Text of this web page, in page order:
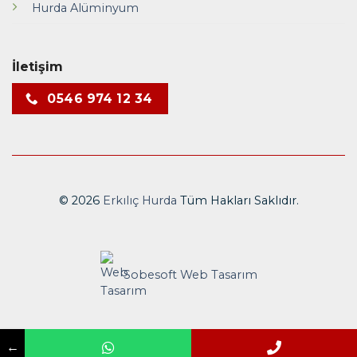
Hurda Alüminyum
İletişim
0546 974 12 34
© 2026 Erkılıç Hurda Tüm Hakları Saklıdır.
Sobesoft Web Tasarım
←